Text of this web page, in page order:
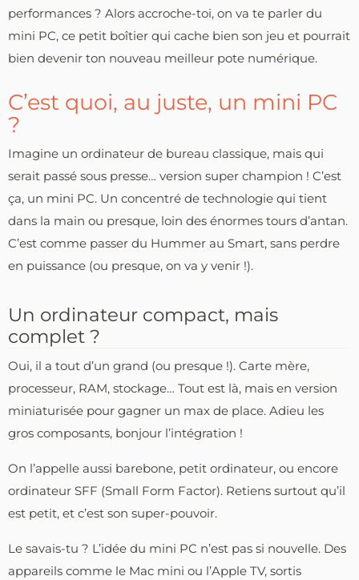
performances ? Alors accroche-toi, on va te parler du
mini PC, ce petit boîtier qui cache bien son jeu et pourrait
bien devenir ton nouveau meilleur pote numérique.
C’est quoi, au juste, un mini PC
?
Imagine un ordinateur de bureau classique, mais qui
serait passé sous presse… version super champion ! C’est
ça, un mini PC. Un concentré de technologie qui tient
dans la main ou presque, loin des énormes tours d’antan.
C’est comme passer du Hummer au Smart, sans perdre
en puissance (ou presque, on va y venir !).
Un ordinateur compact, mais
complet ?
Oui, il a tout d’un grand (ou presque !). Carte mère,
processeur, RAM, stockage… Tout est là, mais en version
miniaturisée pour gagner un max de place. Adieu les
gros composants, bonjour l’intégration !
On l’appelle aussi barebone, petit ordinateur, ou encore
ordinateur SFF (Small Form Factor). Retiens surtout qu’il
est petit, et c’est son super-pouvoir.
Le savais-tu ? L’idée du mini PC n’est pas si nouvelle. Des
appareils comme le Mac mini ou l’Apple TV, sortis